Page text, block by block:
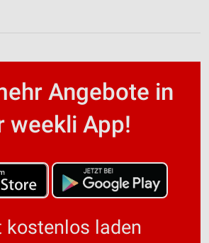
Angebote in
weekli App!
kostenlos laden